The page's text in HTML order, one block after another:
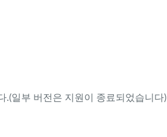
.(일부 버전은 지원이 종료되었습니다)